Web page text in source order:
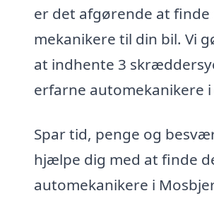
er det afgørende at
mekanikere til din bil. Vi
at indhente 3
erfarne automekanikere
Spar tid, penge og
hjælpe dig med at finde
automekanikere i